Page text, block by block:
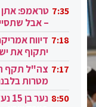
7:35 טראמפ:
– אבל
בעזה 7:18 דיווח
יתקוף את
בקטאר" 7:17 צה"ל תקף
מטרות
8:50